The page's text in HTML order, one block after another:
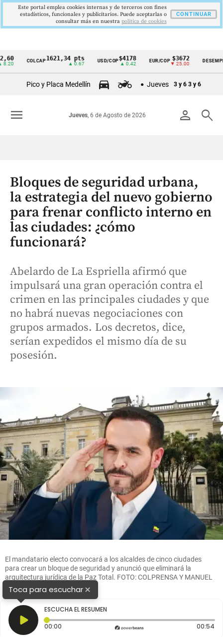
Cintillo
Colombia
COLCAP1621,34 pts USD/COP$4178
▲ 0.42
EUR/COP $3672
▼ 25.00
DESEMPLEO
▼
Pico y Placa Medellín Jueves 3 y 6 3 y 6
person search
Jueves, 6 de Agosto de 2026
menu
Bloques de seguridad urbana,
la estrategia del nuevo gobierno
para frenar conflicto interno en
las ciudades: ¿cómo
funcionará?
Abelardo de La Espriella afirmó que
impulsará una gran operación contra el
crimen en las principales ciudades y que
no habrá nuevas negociaciones con
grupos armados. Los decretos, dice,
serían expedidos el mismo día de su
posesión.
El mandatario electo convocará a los alcaldes de cinco ciudades
para crear un bloque de seguridad y anunció que eliminará la
arquitectura jurídica de la Paz Total. FOTO: COLPRENSA Y MANUEL
SALDARRIAGA
Toca para escuchar×
ESCUCHA EL RESUMEN
00:00 Tiempo transcurrido: 0 segundos 00:54
Este portal emplea cookies internas y de terceros con fines
estadísticos, funcionales y publicitarios. Puede aceptarlas o
consultar más en nuestra politica de cookies
CONTINUAR